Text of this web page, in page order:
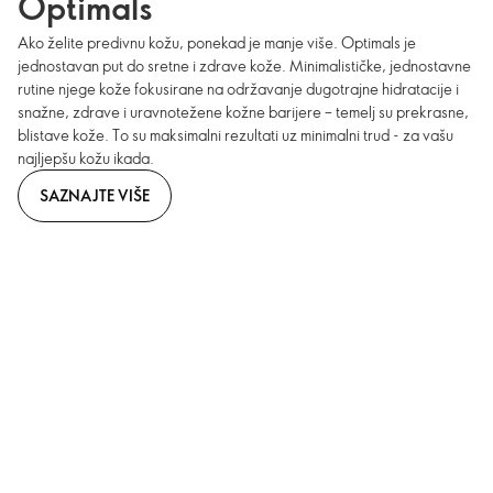
Ako želite predivnu kožu, ponekad je manje više. Optimals je
jednostavan put do sretne i zdrave kože. Minimalističke, jednostavne
rutine njege kože fokusirane na održavanje dugotrajne hidratacije i
snažne, zdrave i uravnotežene kožne barijere – temelj su prekrasne,
blistave kože. To su maksimalni rezultati uz minimalni trud - za vašu
najljepšu kožu ikada.
SAZNAJTE VIŠE